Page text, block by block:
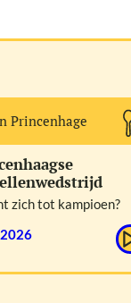
Princenhage
zich tot kampioen?
2026